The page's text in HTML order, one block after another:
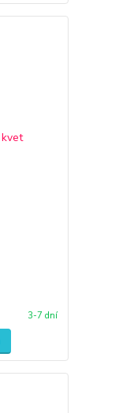
3-7 dní